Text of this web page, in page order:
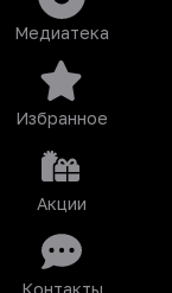
Медиатека
Избранное
Акции
Контакты